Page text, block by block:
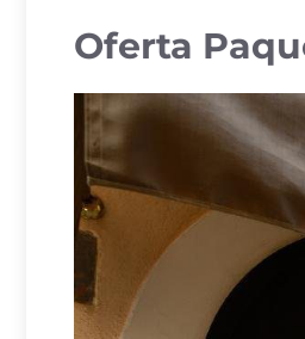
Oferta